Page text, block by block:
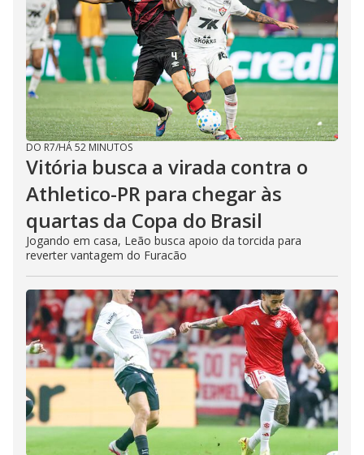
DO R7/HÁ 52 MINUTOS
Vitória busca a virada contra o
Athletico-PR para chegar às
quartas da Copa do Brasil
Jogando em casa, Leão busca apoio da torcida para
reverter vantagem do Furacão